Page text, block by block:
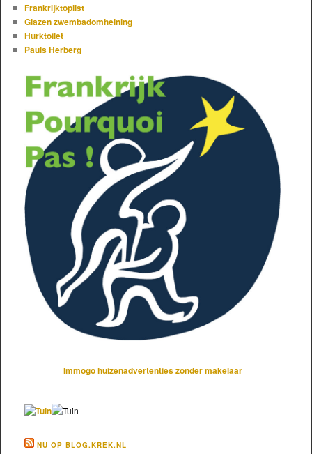
Frankrijktoplist
Glazen zwembadomheining
Hurktoilet
Pauls Herberg
Immogo huizenadvertenties zonder makelaar
NU OP BLOG.KREK.NL